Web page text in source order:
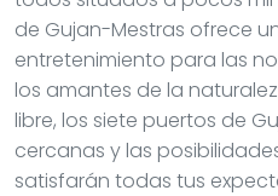
de Gujan-Mestras ofrece
entretenimiento para las
los amantes de la
libre, los siete puertos de
cercanas y las
satisfarán todas tus